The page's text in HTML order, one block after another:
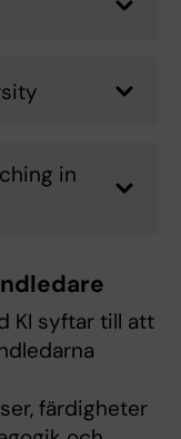
in
KI syftar till att
färdigheter